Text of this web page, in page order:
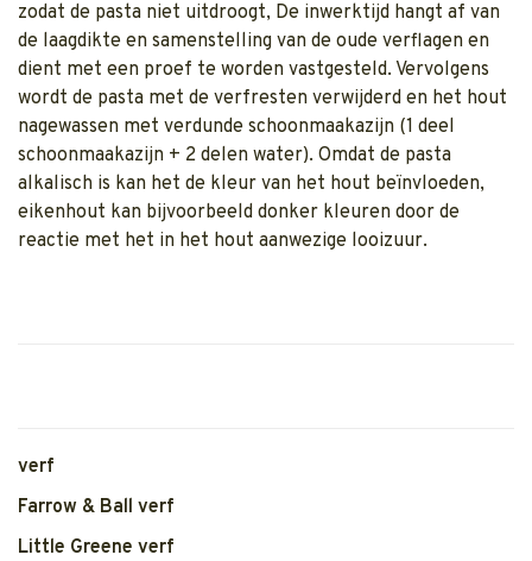
zodat de pasta niet uitdroogt, De inwerktijd hangt af van
de laagdikte en samenstelling van de oude verflagen en
dient met een proef te worden vastgesteld. Vervolgens
wordt de pasta met de verfresten verwijderd en het hout
nagewassen met verdunde schoonmaakazijn (1 deel
schoonmaakazijn + 2 delen water). Omdat de pasta
alkalisch is kan het de kleur van het hout beïnvloeden,
eikenhout kan bijvoorbeeld donker kleuren door de
reactie met het in het hout aanwezige looizuur.
verf
Farrow & Ball verf
Little Greene verf